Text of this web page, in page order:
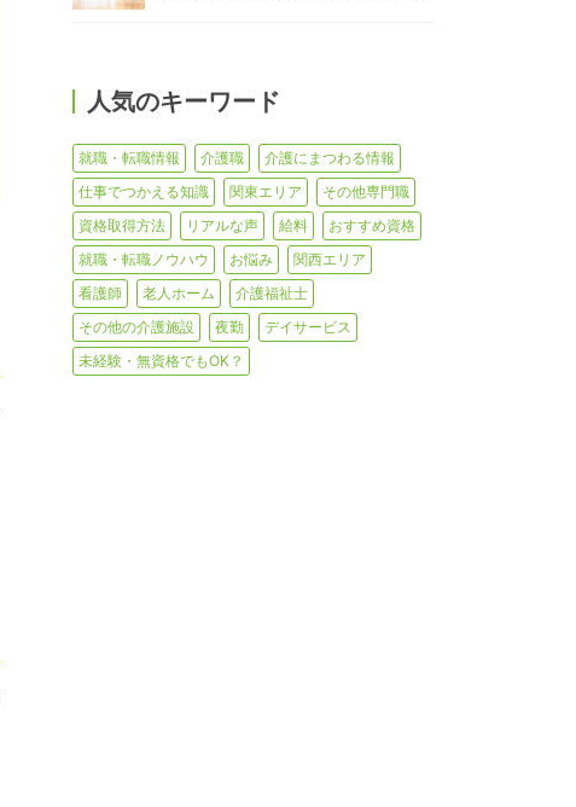
人気のキーワード
就職・転職情報 介護職
介護にまつわる情報
仕事でつかえる知識
関東エリア
その他専門職
資格取得方法
リアルな声 給料
おすすめ資格
就職・転職ノウハウ
お悩み
関西エリア
看護師
老人ホーム
介護福祉士
その他の介護施設
夜勤
デイサービス
未経験・無資格でもOK？